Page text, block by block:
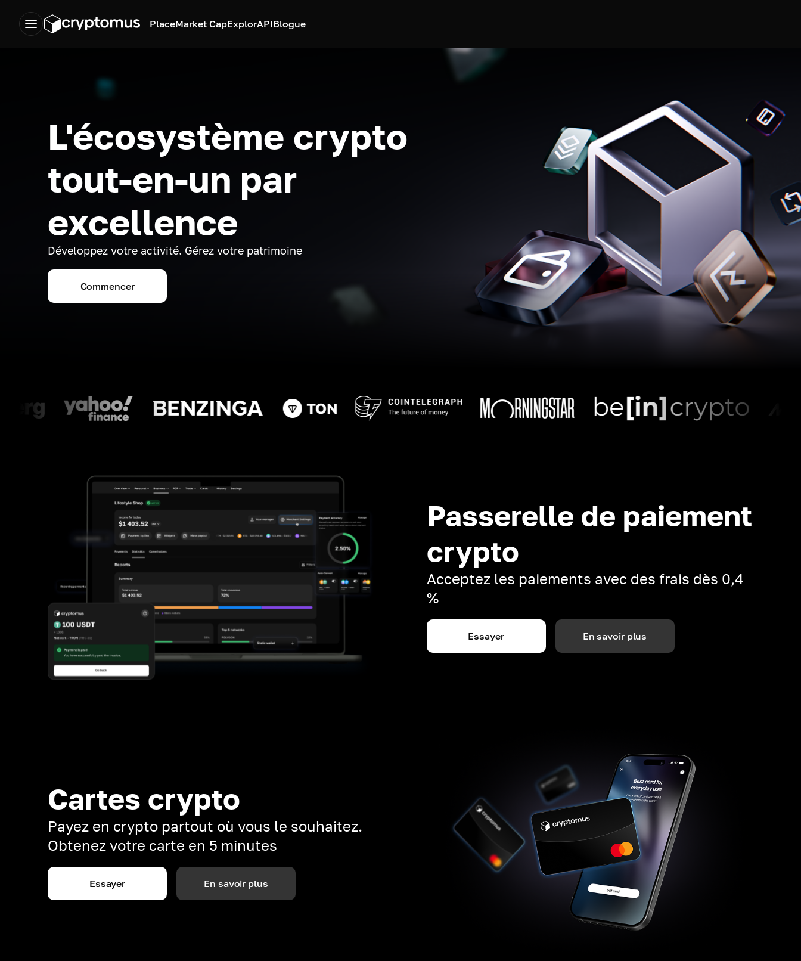
PlaceMarket CapExplorAPIBlogue
L'écosystème crypto
tout-en-un par
excellence
Développez votre activité. Gérez votre patrimoine
Commencer
Passerelle de paiement
crypto
Acceptez les paiements avec des frais dès 0,4
%
Essayer En savoir plus
Cartes crypto
Payez en crypto partout où vous le souhaitez.
Obtenez votre carte en 5 minutes
Essayer En savoir plus